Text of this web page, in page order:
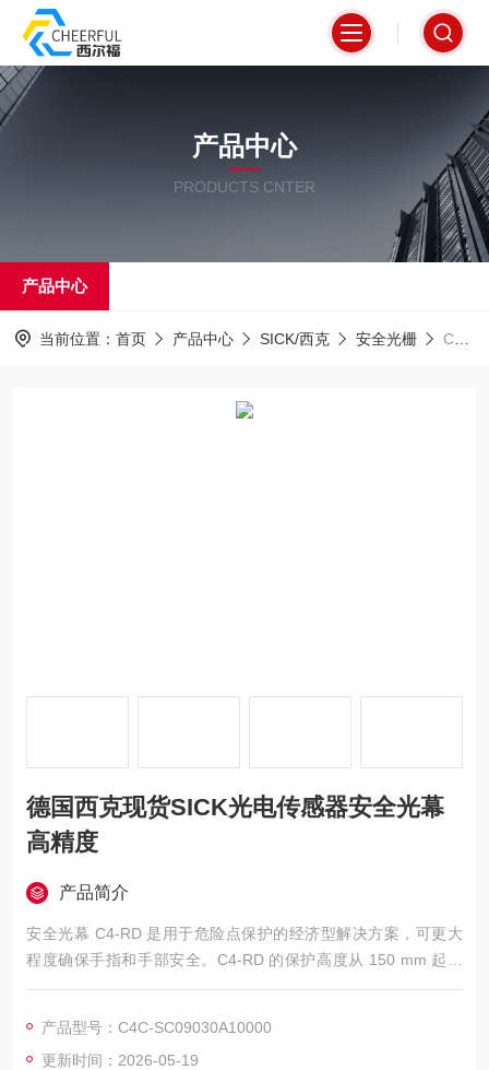
产品中心
PRODUCTS CNTER
产品中心
当前位置： 首页 产品中心 SICK/西克 安全光栅 C4C-SC09030A10000德国西克现货SICK光电传感器安全光幕高精度
德国西克现货SICK光电传感器安全光幕
高精度
产品简介
安全光幕 C4-RD 是用于危险点保护的经济型解决方案，可更大
程度确保手指和手部安全。C4-RD 的保护高度从 150 mm 起，
以 50 mm 的幅度为增量，非常适合危险区域入口较小的应用。
0000
产品型号：C4C-SC09030A10000
更新时间：2026-05-19